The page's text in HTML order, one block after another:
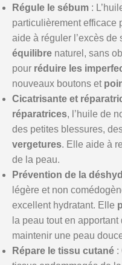
Régule le sébum :
particulièrement efficace
aide à réguler l’excès de
équilibre naturel, sans
pour réduire les
nouveaux boutons et
Cicatrisante et
réparatrices, l’huile de
des petites blessures,
vergetures. Elle aide à
de la peau.
Prévention de la
légère et non
excellent hydratant. Elle
la peau tout en
maintenir une peau
Répare le tissu cutané :